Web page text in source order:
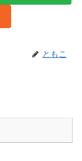
ともこ